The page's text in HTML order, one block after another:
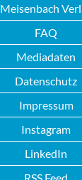
Meisenbach
FAQ
Mediadaten
Datenschutz
Impressum
Instagram
LinkedIn